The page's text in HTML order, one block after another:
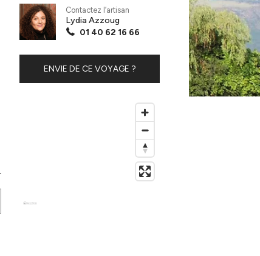
Contactez l’artisan
Lydia Azzoug
01 40 62 16 66
ENVIE DE CE VOYAGE ?